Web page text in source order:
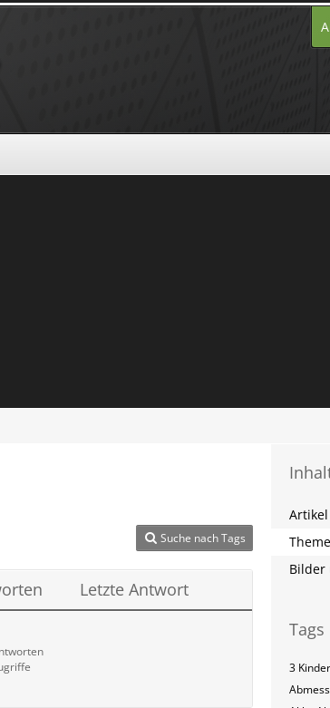
Suche nach Tags
Letzte Antwort
Artikel
Bilder
Tags
3